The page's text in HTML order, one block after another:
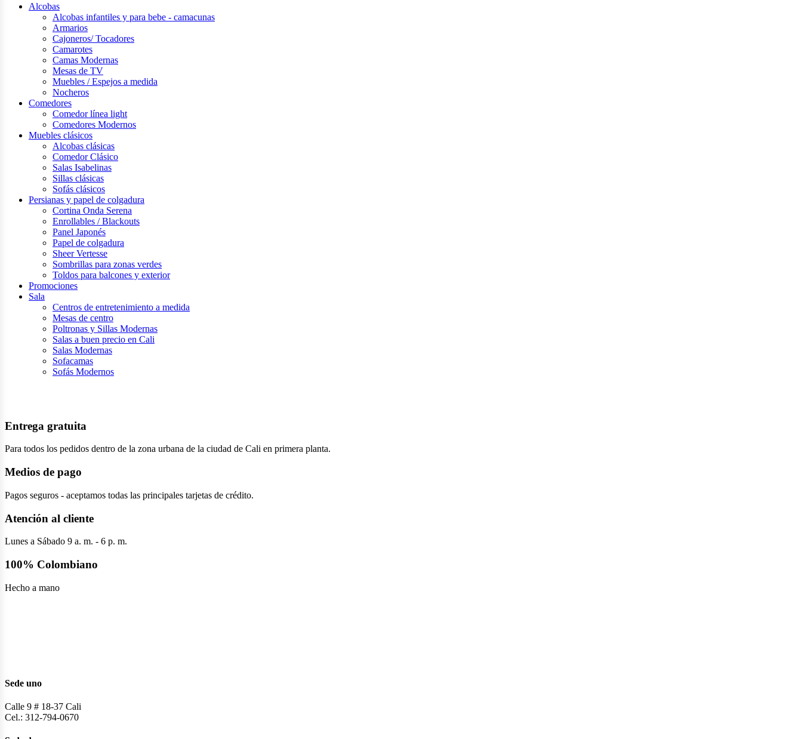
Alcobas
Alcobas infantiles y para bebe - camacunas
Armarios
Cajoneros/ Tocadores
Camarotes
Camas Modernas
Mesas de TV
Muebles / Espejos a medida
Nocheros
Comedores
Comedor línea light
Comedores Modernos
Muebles clásicos
Alcobas clásicas
Comedor Clásico
Salas Isabelinas
Sillas clásicas
Sofás clásicos
Persianas y papel de colgadura
Cortina Onda Serena
Enrollables / Blackouts
Panel Japonés
Papel de colgadura
Sheer Vertesse
Sombrillas para zonas verdes
Toldos para balcones y exterior
Promociones
Sala
Centros de entretenimiento a medida
Mesas de centro
Poltronas y Sillas Modernas
Salas a buen precio en Cali
Salas Modernas
Sofacamas
Sofás Modernos
Entrega gratuita
Para todos los pedidos dentro de la zona urbana de la ciudad de Cali en primera planta.
Medios de pago
Pagos seguros - aceptamos todas las principales tarjetas de crédito.
Atención al cliente
Lunes a Sábado 9 a. m. - 6 p. m.
100% Colombiano
Hecho a mano
Sede uno
Calle 9 # 18-37 Cali
Cel.: 312-794-0670